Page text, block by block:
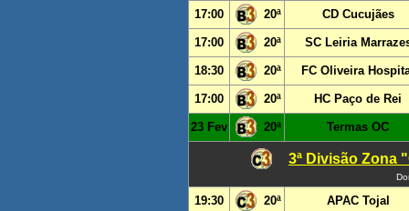
17:00 20ª CD Cucujães
17:00 20ª SC Leiria
18:30 20ª FC Oliveira
17:00 20ª HC Paço de Rei
23 Fev 20ª Termas OC
3ª Divisão Zona
19:30 20ª APAC Tojal